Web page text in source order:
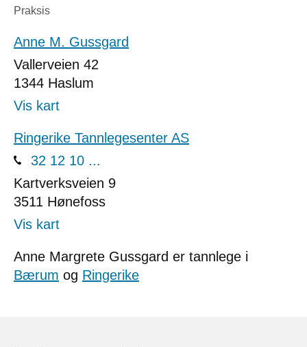
Praksis
Anne M. Gussgard
Vallerveien 42
1344 Haslum
Vis kart
Ringerike Tannlegesenter AS
32 12 10 ...
Kartverksveien 9
3511 Hønefoss
Vis kart
Anne Margrete Gussgard er tannlege i
Bærum og Ringerike